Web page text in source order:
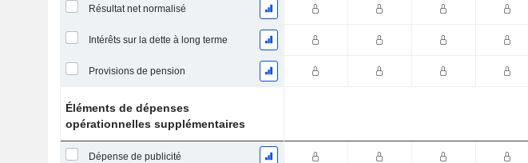
Résultat net normalisé
Intérêts sur la dette à long terme
Provisions de pension
Éléments de dépenses
opérationnelles supplémentaires
Dépense de publicité